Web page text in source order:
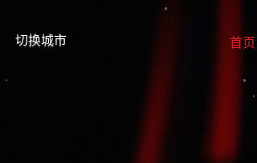
切换城市 首页